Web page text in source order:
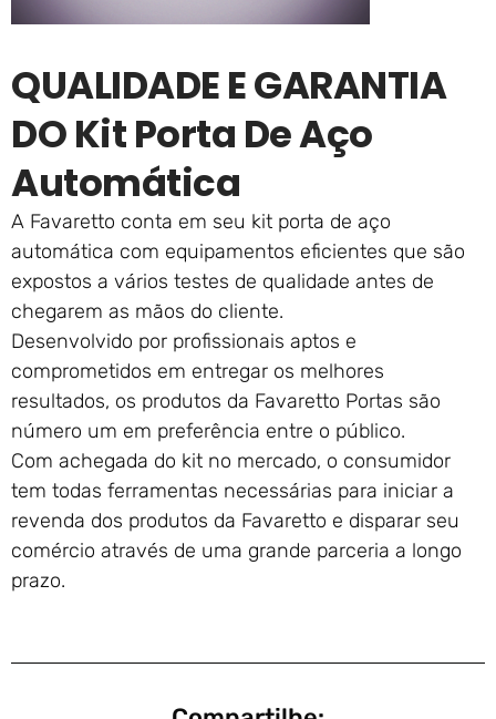
QUALIDADE E GARANTIA
DO Kit Porta De Aço
Automática
A Favaretto conta em seu kit porta de aço
automática com equipamentos eficientes que são
expostos a vários testes de qualidade antes de
chegarem as mãos do cliente.
Desenvolvido por profissionais aptos e
comprometidos em entregar os melhores
resultados, os produtos da Favaretto Portas são
número um em preferência entre o público.
Com achegada do kit no mercado, o consumidor
tem todas ferramentas necessárias para iniciar a
revenda dos produtos da Favaretto e disparar seu
comércio através de uma grande parceria a longo
prazo.